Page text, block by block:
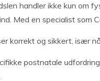
handler ikke kun om
Med en specialist som
korrekt og sikkert, især
postnatale